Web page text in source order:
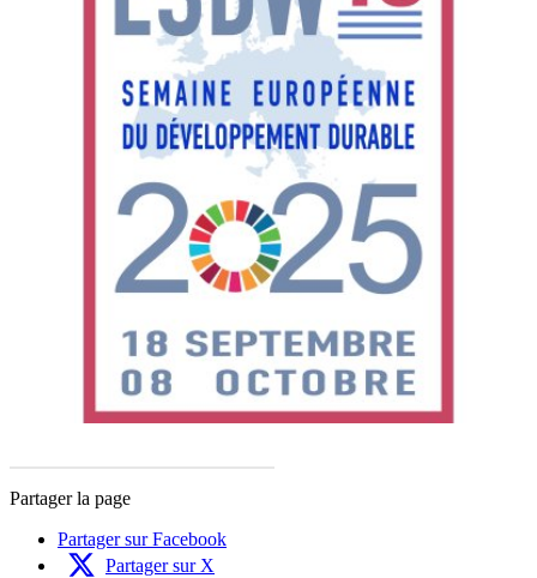
Partager la page
Partager sur Facebook
Partager sur X